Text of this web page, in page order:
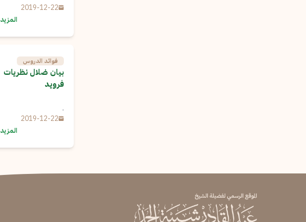
2019-12-22
المزيد
فوائد الدروس
بيان ضلال نظريات
فرويد
.
2019-12-22
المزيد